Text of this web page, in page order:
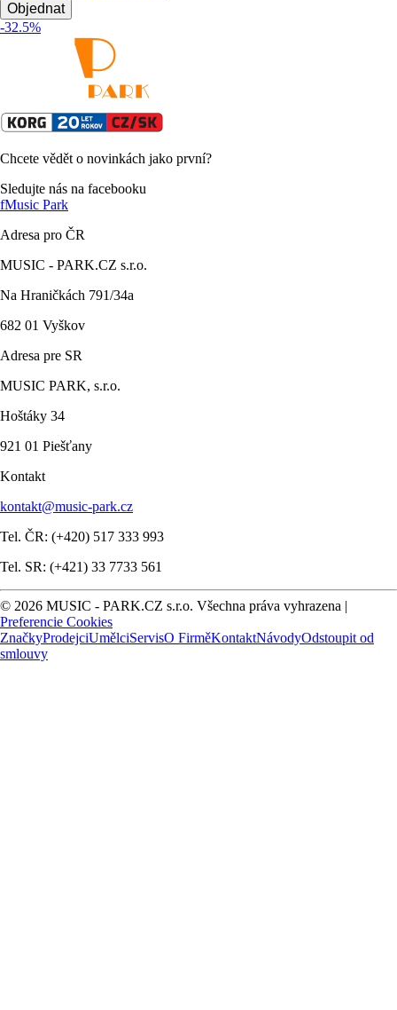
Objednat
-32.5%
Chcete vědět o novinkách jako první?
Sledujte nás na facebooku
fMusic Park
Adresa pro ČR
MUSIC - PARK.CZ s.r.o.
Na Hraničkách 791/34a
682 01 Vyškov
Adresa pre SR
MUSIC PARK, s.r.o.
Hoštáky 34
921 01 Piešťany
Kontakt
kontakt@music-park.cz
Tel. ČR: (+420) 517 333 993
Tel. SR: (+421) 33 7733 561
© 2026 MUSIC - PARK.CZ s.r.o. Všechna práva vyhrazena |
Preferencie Cookies
ZnačkyProdejciUmělciServisO FirměKontaktNávodyOdstoupit od
smlouvy